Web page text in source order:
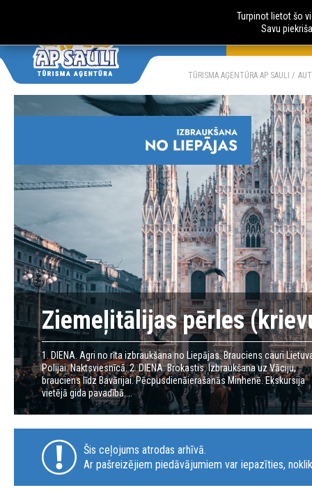
AUTOBUSU
TŪRISMA AĢENTŪRA AP SAULI
Ziemeļitālijas pērles
1. DIENA. Agri no rīta izbraukšana no Liepājas. Brauciens cauri
Polijai. Naktsviesnīcā. 2. DIENA. Brokastis. Izbraukšana uz Vāciju,
brauciens līdz Bavārijai. Pēcpusdienāierašanās Minhenē. Ekskursija
vietējā gida pavadībā....
Šis ceļojums atrodas arhīvā.
Ar pašreizējiem piedāvājumiem var iepazīties,
Turpinot lietot šo
Savu